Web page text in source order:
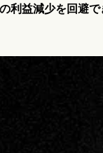
益減少を回避